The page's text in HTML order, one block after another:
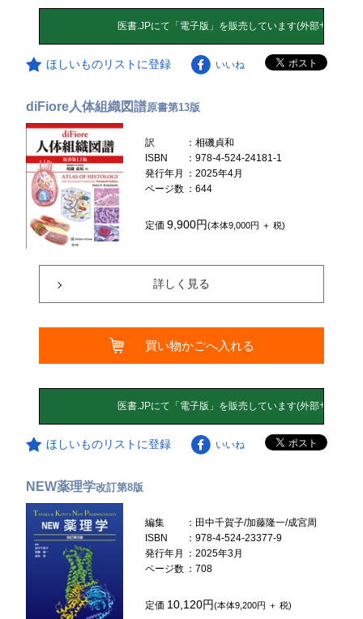
ほしいものリストに登録 いいね
diFiore人体組織図譜原書第13版
訳
：相磯貞和
ISBN
：978-4-524-24181-1
発行年月
：2025年4月
ページ数 ：644
定価9,900円(本体9,000円 ＋ 税)
詳しく見る
買い物かごへ入れる
ほしいものリストに登録 いいね
NEW薬理学改訂第8版
編集
：田中千賀子/加藤隆一/成宮周
ISBN
：978-4-524-23377-9
発行年月
：2025年3月
ページ数 ：708
定価 10,120円(本体9,200円 ＋ 税)